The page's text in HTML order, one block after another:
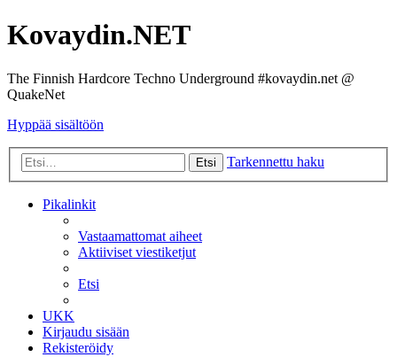
Kovaydin.NET
The Finnish Hardcore Techno Underground #kovaydin.net @
QuakeNet
Hyppää sisältöön
Etsi Tarkennettu haku
Pikalinkit
Vastaamattomat aiheet
Aktiiviset viestiketjut
Etsi
UKK
Kirjaudu sisään
Rekisteröidy